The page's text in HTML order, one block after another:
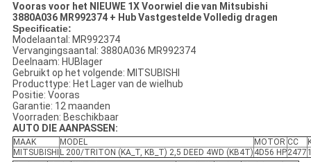
Vooras voor het NIEUWE 1X Voorwiel die van Mitsubishi
3880A036 MR992374 + Hub Vastgestelde Volledig dragen
Specificatie:
Modelaantal: MR992374
Vervangingsaantal: 3880A036 MR992374
Deelnaam: HUBlager
Gebruikt op het volgende: MITSUBISHI
Producttype: Het Lager van de wielhub
Positie: Vooras
Garantie: 12 maanden
Voorraden: Beschikbaar
AUTO DIE AANPASSEN:
MAAK MODEL MOTOR CC
MITSUBISHI L 200/TRITON (KA_T, KB_T) 2,5 DEED 4WD (KB4T) 4D56 HP2477